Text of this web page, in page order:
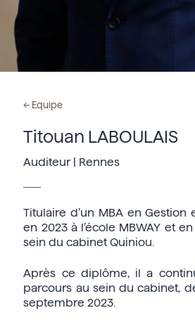
← Equipe
Titouan LABOULAIS
Auditeur | Rennes
Titulaire d’un MBA en Gestion
en 2023 à l’école MBWAY et
sein du cabinet Quiniou.
Après ce diplôme, il a
parcours au sein du cabinet,
septembre 2023.